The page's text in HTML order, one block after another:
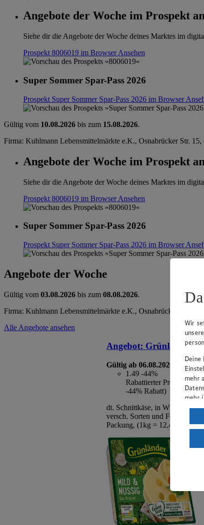
Angebote der Woche im Prospekt
Siehe dir die Angebote der Woche deines Marktes im
Prospekt 8006019 im BrowserAnsehen
Super Sommer Spar-Pass 2026
Prospekt Super Sommer Spar-Pass 2026 im Browser
Gültig vom 10.08.2026 bis zum 15.08.2026.
Firma: Kuhlmann Lebensmittelmärkte e.K., Osnabrücker Str. 15,
Angebote der Woche im Prospekt
Siehe dir die Angebote der Woche deines Marktes im
Prospekt 8006019 im BrowserAnsehen
Super Sommer Spar-Pass 2026
Prospekt Super Sommer Spar-Pass 2026 im Browser
Angebote der Woche
Gültig vom 03.08.2026 bis zum 08.08.2026.
Firma: Kuhlmann Lebensmittelmärkte e.K., Osnabrücker Str. 15,
Alle Angebote ansehen
Angebot: Grünländer
Gültig ab 06.08.2026
1.49 -44%
Rabattierter Preis von
-44% Rabatt)
dt. Schnittkäse, in Würfeln
versch. Sorten und Fettstufen,
Packung, (1kg = 12,42/10,64)
Wir
mehr
mehr
ein,